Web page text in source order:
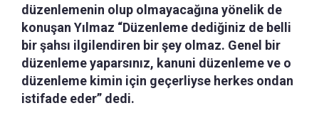
düzenlemenin olup olmayacağına yönelik de
konuşan Yılmaz “Düzenleme dediğiniz de belli
bir şahsı ilgilendiren bir şey olmaz. Genel bir
düzenleme yaparsınız, kanuni düzenleme ve o
düzenleme kimin için geçerliyse herkes ondan
istifade eder” dedi.